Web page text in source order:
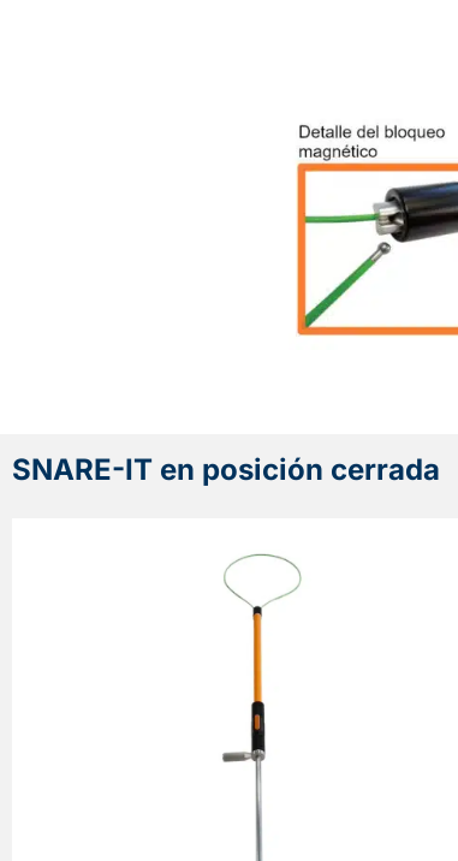
SNARE-IT en posición cerrada